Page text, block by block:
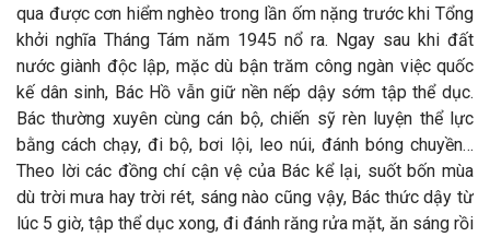
qua được cơn hiểm nghèo trong lần ốm nặng trước khi Tổng
khởi nghĩa Tháng Tám năm 1945 nổ ra. Ngay sau khi đất
nước giành độc lập, mặc dù bận trăm công ngàn việc quốc
kế dân sinh, Bác Hồ vẫn giữ nền nếp dậy sớm tập thể dục.
Bác thường xuyên cùng cán bộ, chiến sỹ rèn luyện thể lực
bằng cách chạy, đi bộ, bơi lội, leo núi, đánh bóng chuyền…
Theo lời các đồng chí cận vệ của Bác kể lại, suốt bốn mùa
dù trời mưa hay trời rét, sáng nào cũng vậy, Bác thức dậy từ
lúc 5 giờ, tập thể dục xong, đi đánh răng rửa mặt, ăn sáng rồi